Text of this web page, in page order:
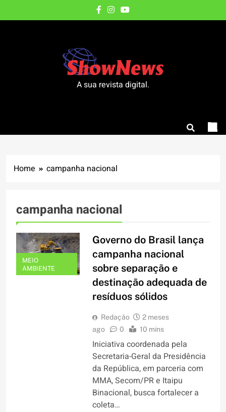
to
A sua revista digital.
Home campanha nacional
campanha nacional
MEIO
AMBIENTE
Governo do Brasil lança
campanha nacional
sobre separação e
destinação adequada de
resíduos sólidos
Redação
2 meses
ago
0 10 mins
Iniciativa coordenada pela
Secretaria-Geral da Presidência
da República, em parceria com
MMA, Secom/PR e Itaipu
Binacional, busca fortalecer a
coleta…